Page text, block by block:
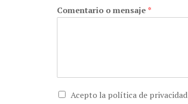
Comentario o mensaje*
Acepto la política de privacidad